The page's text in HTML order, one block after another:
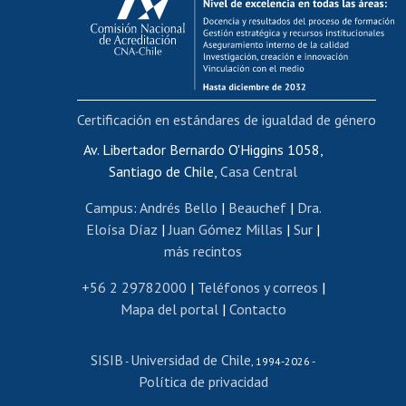
Postulación al AUCAI
Funcionarias/os
Cursos internos de capacitación
Bienestar del personal
Portal de movilidad interna
Certificado de renta
Certificado de renta honorarios
Editar páginas blancas
Extranjeras/os
Revalidación y reconocimiento de títulos
Postulación al Programa de Movilidad Estudiantil
Cursos de español
Av. Libertador Bernardo O'Higgins 1058,
Santiago de Chile, Casa Central
Campus: Andrés Bello | Beauchef| Dra.
Eloísa Díaz |Juan Gómez Millas | Sur |
más recintos
+56 2 29782000 | Teléfonos y correos |
Mapa del portal| Contacto
SISIB - Universidad de Chile, 1994-2026 -
Política de privacidad
Certificación en estándares de igualdad de género